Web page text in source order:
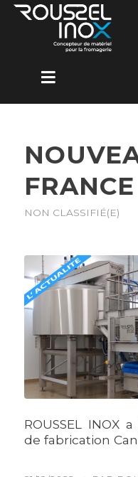
FRANCE
NON CLASSIFIÉ(E)
ROUSSEL INOX
de fabrication